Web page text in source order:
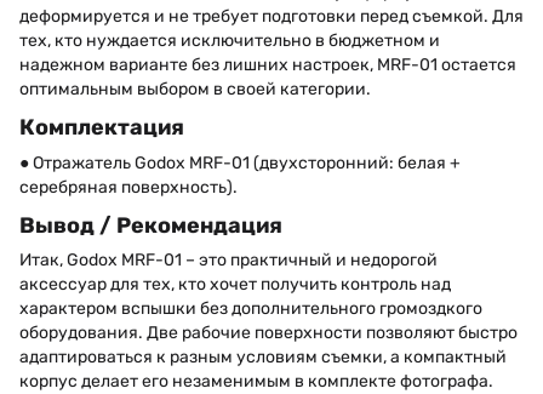
деформируется и не требует подготовки перед съемкой. Для
тех, кто нуждается исключительно в бюджетном и
надежном варианте без лишних настроек, MRF-01 остается
оптимальным выбором в своей категории.
Комплектация
● Отражатель Godox MRF-01 (двухсторонний: белая +
серебряная поверхность).
Вывод / Рекомендация
Итак, Godox MRF-01 – это практичный и недорогой
аксессуар для тех, кто хочет получить контроль над
характером вспышки без дополнительного громоздкого
оборудования. Две рабочие поверхности позволяют быстро
адаптироваться к разным условиям съемки, а компактный
корпус делает его незаменимым в комплекте фотографа.